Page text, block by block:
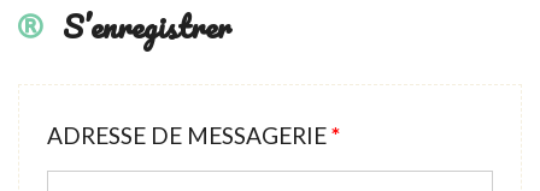
S’enregistrer
ADRESSE DE MESSAGERIE*